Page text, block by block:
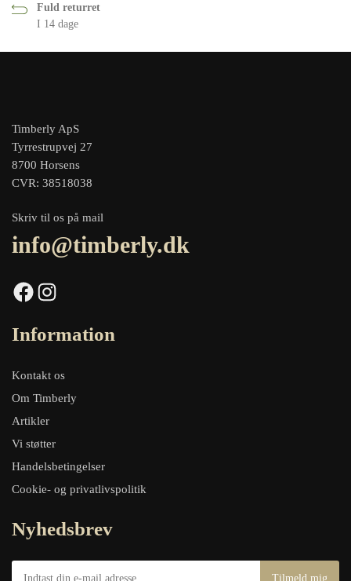
Fuld returret
I 14 dage
Timberly ApS
Tyrrestrupvej 27
8700 Horsens
CVR: 38518038
Skriv til os på mail
info@timberly.dk
Facebook Instagram
Information
Kontakt os
Om Timberly
Artikler
Vi støtter
Handelsbetingelser
Cookie- og privatlivspolitik
Nyhedsbrev